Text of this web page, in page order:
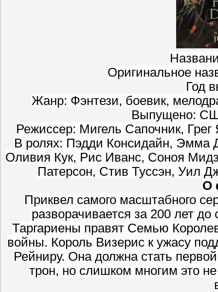
Оригинальное
Год
Жанр: Фэнтези, боевик,
Выпущено:
Режиссер: Мигель Сапочник,
В ролях: Пэдди Консидайн, Эмма
Оливия Кук, Рис Иванс, Соноя
Патерсон, Стив Туссэн, Уил
О
Приквел самого масштабного
разворачивается за 200 лет
Таргариены правят Семью
войны. Король Визерис к ужасу
Рейниру. Она должна стать
трон, но слишком многим это